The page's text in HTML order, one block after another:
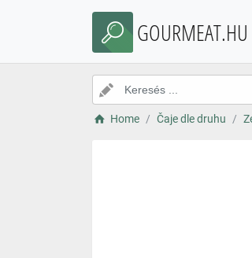
GOURMEAT.HU
Home Čaje dle druhu